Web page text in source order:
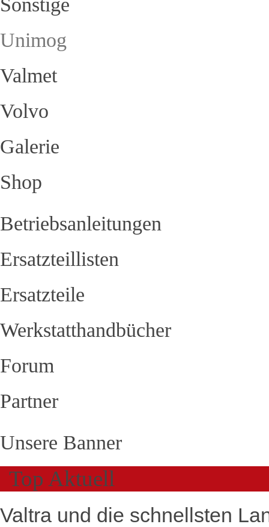
Sonstige
Unimog
Valmet
Volvo
Galerie
Shop
Betriebsanleitungen
Ersatzteillisten
Ersatzteile
Werkstatthandbücher
Forum
Partner
Unsere Banner
Top Aktuell
Valtra und die schnellsten